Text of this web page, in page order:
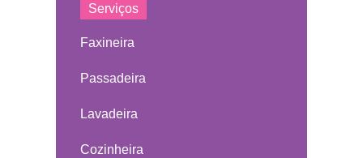
Serviços
Faxineira
Passadeira
Lavadeira
Cozinheira